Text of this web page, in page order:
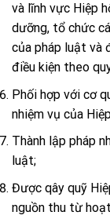
và lĩnh vực Hiệp
dưỡng, tổ chức
của pháp luật và
điều kiện theo
Phối hợp với cơ
nhiệm vụ của
Thành lập pháp
luật;
Được qây quỹ
nguồn thu từ